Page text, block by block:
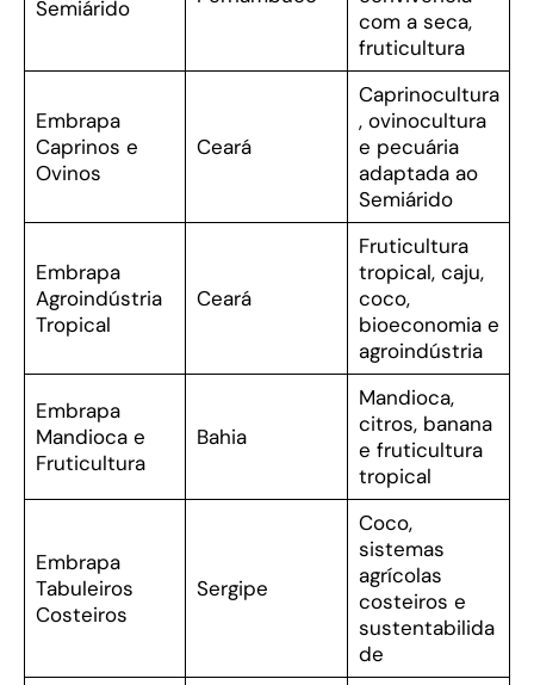
Semiárido
com a seca,
fruticultura
Embrapa
Caprinos e
Ovinos
Ceará
Caprinocultura
, ovinocultura
e pecuária
adaptada ao
Semiárido
Embrapa
Agroindústria
Tropical
Ceará
Fruticultura
tropical, caju,
coco,
bioeconomia e
agroindústria
Embrapa
Mandioca e
Fruticultura
Bahia
Mandioca,
citros, banana
e fruticultura
tropical
Embrapa
Tabuleiros
Costeiros
Sergipe
Coco,
sistemas
agrícolas
costeiros e
sustentabilida
de